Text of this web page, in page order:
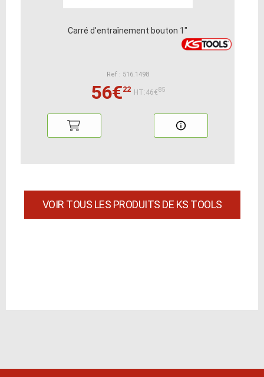
Carré d'entraînement bouton 1"
Ref : 516.1498
56€22 HT:46€85
VOIR TOUS LES PRODUITS DE KS TOOLS